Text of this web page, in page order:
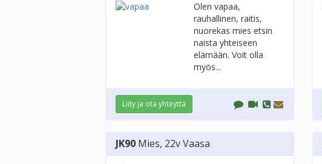
Olen vapaa,
rauhallinen, raitis,
nuorekas mies etsin
naista yhteiseen
elämään. Voit olla
myös...
Liity ja ota yhteyttä
JK90 Mies, 22vVaasa